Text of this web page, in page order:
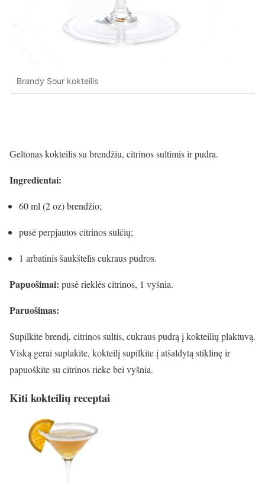
Brandy Sour kokteilis
Geltonas kokteilis su brendžiu, citrinos sultimis ir pudra.
Ingredientai:
60 ml (2oz) brendžio;
pusė perpjautos citrinos sulčių;
1 arbatinis šaukštelis cukraus pudros.
Papuošimai: pusė rieklės citrinos, 1 vyšnia.
Paruošimas:
Supilkite brendį, citrinos sultis, cukraus pudrą į kokteilių plaktuvą.
Viską gerai suplakite, kokteilį supilkite į atšaldytą stiklinę ir
papuoškite su citrinos rieke bei vyšnia.
Kiti kokteilių receptai